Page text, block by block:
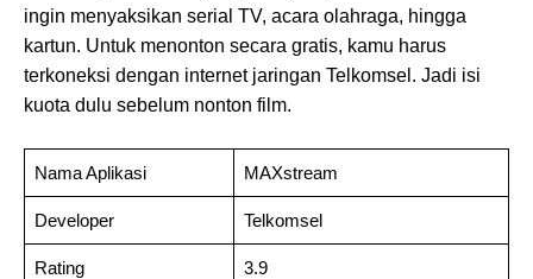
ingin menyaksikan serial TV, acara olahraga, hingga
kartun. Untuk menonton secara gratis, kamu harus
terkoneksi dengan internet jaringan Telkomsel. Jadi isi
kuota dulu sebelum nonton film.
Nama Aplikasi MAXstream
Developer Telkomsel
Rating 3.9